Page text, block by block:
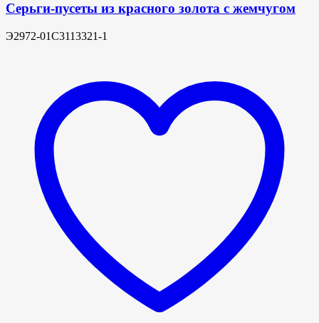
Серьги-пусеты из красного золота с жемчугом
Э2972-01С3113321-1